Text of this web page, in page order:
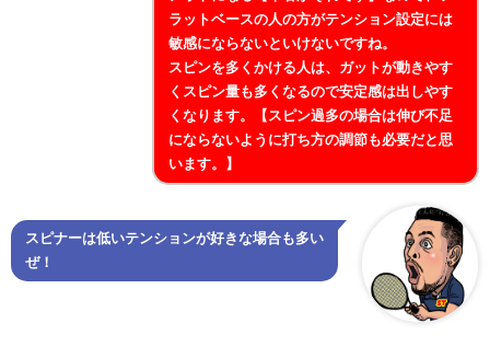
ラットベースの人の方がテンション設定には
敏感にならないといけないですね。
スピンを多くかける人は、ガットが動きやす
くスピン量も多くなるので安定感は出しやす
くなります。【スピン過多の場合は伸び不足
にならないように打ち方の調節も必要だと思
います。】
スピナーは低いテンションが好きな場合も多い
ぜ！